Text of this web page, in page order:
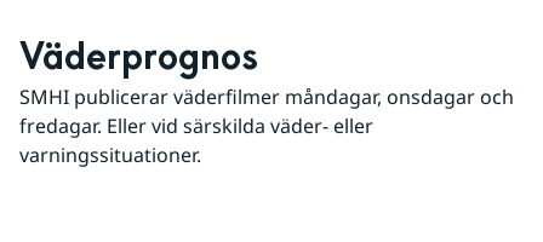
Väderprognos
SMHI publicerar väderfilmer måndagar, onsdagar och
fredagar. Eller vid särskilda väder- eller
varningssituationer.